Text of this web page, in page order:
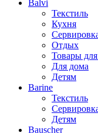
Balvi
Текстиль
Кухня
Отдых
Товары
Для дома
Детям
Barine
Текстиль
Детям
Bauscher